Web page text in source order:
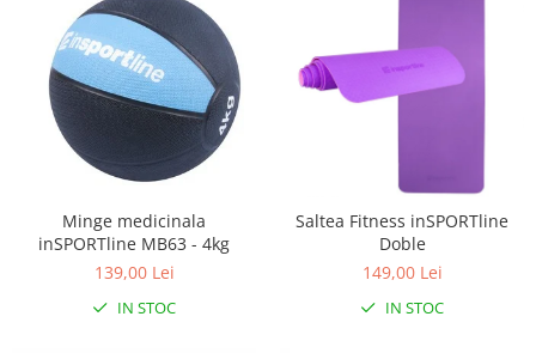
Minge medicinala
inSPORTline MB63 - 4kg
139,00 Lei
IN STOC
Saltea Fitness inSPORTline
Doble
149,00 Lei
IN STOC